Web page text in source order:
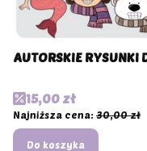
AUTORSKIE RYSUNKI
Cena promocyjna
15,00 zł
Najniższa cena: 30,00 zł
Do koszyka